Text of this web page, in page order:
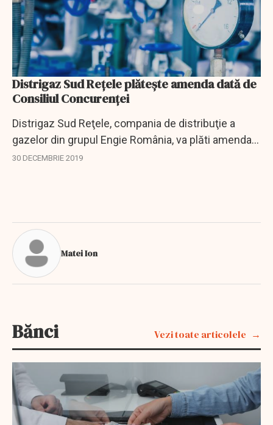
Distrigaz Sud Reţele plătește amenda dată de
Consiliul Concurenței
Distrigaz Sud Reţele, compania de distribuţie a
gazelor din grupul Engie România, va plăti amenda
de 3,7 milioane de euro de la Consiliul Concurenţei
30 DECEMBRIE 2019
Matei Ion
Bănci Vezi toate articolele